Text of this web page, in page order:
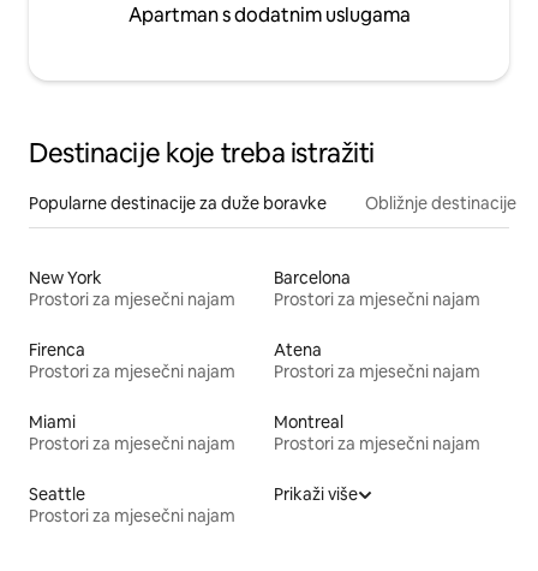
Apartman s dodatnim uslugama
Destinacije koje treba istražiti
Popularne destinacije za duže boravke Obližnje destinacije
New York
Prostori za mjesečni najam
Barcelona
Prostori za mjesečni najam
Firenca
Prostori za mjesečni najam
Atena
Prostori za mjesečni najam
Miami
Prostori za mjesečni najam
Montreal
Prostori za mjesečni najam
Seattle
Prostori za mjesečni najam
Prikaži više